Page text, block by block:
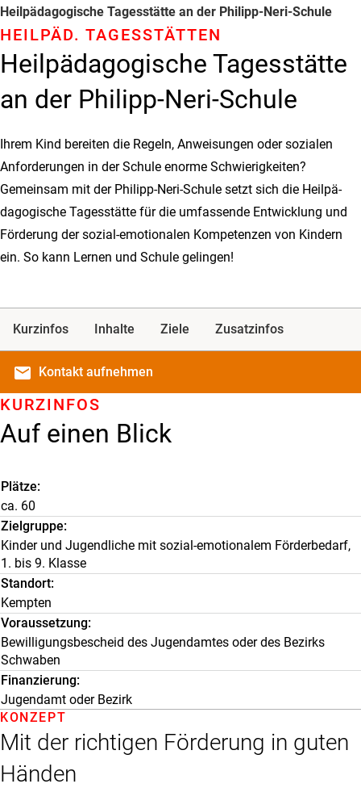
Heilpädagogische Tagesstätte an der Philipp-Neri-Schule
Heilpädagogische Tagesstätte
an der Philipp-Neri-Schule
HEILPÄD­. TAGES­STÄTTEN
Ihrem Kind bereiten die Regeln, Anweisungen oder sozialen
Anforderungen in der Schule enorme Schwierigkeiten?
Gemeinsam mit der Philipp-Neri-Schule setzt sich die Heilpä­
dago­gische Tagesstätte für die umfassende Entwicklung und
Förderung der sozial-emotionalen Kompetenzen von Kindern
ein. So kann Lernen und Schule gelingen!
Kurzinfos Inhalte Ziele Zusatzinfos
email Kontakt aufnehmen
Auf einen Blick
KURZINFOS
Plätze
ca. 60
Zielgruppe
Kinder und Jugendliche mit sozial-emotionalem Förderbedarf,
1. bis 9. Klasse
Standort
Kempten
Voraussetzung
Bewilligungsbescheid des Jugendamtes oder des Bezirks
Schwaben
Finanzierung
Jugendamt oder Bezirk
Mit der richtigen Förderung in guten
Händen
KONZEPT